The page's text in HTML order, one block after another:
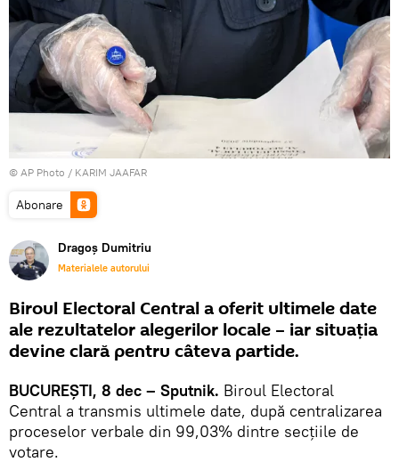
© AP Photo / KARIM JAAFAR
Abonare
Dragoș Dumitriu
Materialele autorului
Biroul Electoral Central a oferit ultimele date
ale rezultatelor alegerilor locale – iar situația
devine clară pentru câteva partide.
BUCUREȘTI, 8 dec – Sputnik. Biroul Electoral
Central a transmis ultimele date, după centralizarea
proceselor verbale din 99,03% dintre secţiile de
votare.